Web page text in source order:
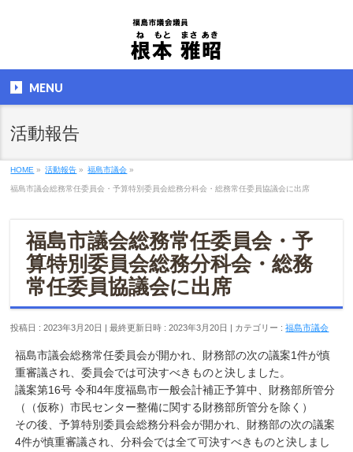
MENU
活動報告
HOME » 活動報告 » 福島市議会 »
福島市議会総務常任委員会・予算特別委員会総務分科会・総務常任委員協議会に出席
福島市議会総務常任委員会・予
算特別委員会総務分科会・総務
常任委員協議会に出席
投稿日 : 2023年3月20日 最終更新日時 : 2023年3月20日 カテゴリー :福島市議会
福島市議会総務常任委員会が開かれ、財務部の次の議案1件が慎
重審議され、委員会では可決すべきものと決しました。
議案第16号 令和4年度福島市一般会計補正予算中、財務部所管分
（（仮称）市民センター整備に関する財務部所管分を除く）
その後、予算特別委員会総務分科会が開かれ、財務部の次の議案
4件が慎重審議され、分科会では全て可決すべきものと決しまし